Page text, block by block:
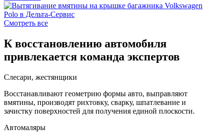
Смотреть все
К восстановлению автомобиля
привлекается команда экспертов
Слесари, жестянщики
Восстанавливают геометрию формы авто, выправляют
вмятины, производят рихтовку, сварку, шпатлевание и
зачистку поверхностей для получения единой плоскости.
Автомаляры